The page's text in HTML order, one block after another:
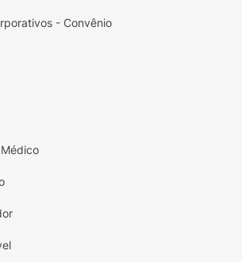
- Convênio